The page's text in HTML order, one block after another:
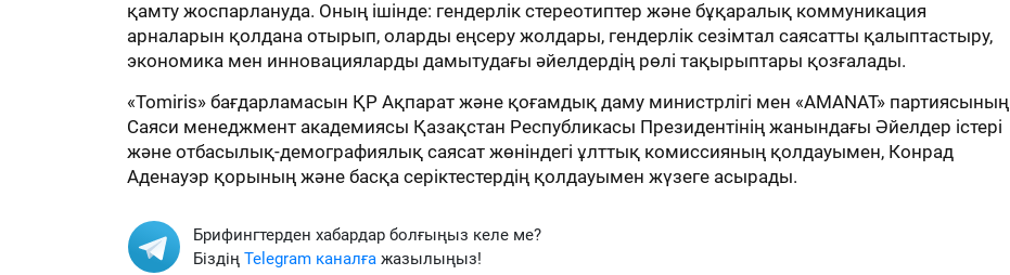
қамту жоспарлануда. Оның ішінде: гендерлік стереотиптер және бұқаралық коммуникация
арналарын қолдана отырып, оларды еңсеру жолдары, гендерлік сезімтал саясатты қалыптастыру,
экономика мен инновацияларды дамытудағы әйелдердің рөлі тақырыптары қозғалады.
«Tomiris» бағдарламасын ҚР Ақпарат және қоғамдық даму министрлігі мен «AMANAT» партиясының
Саяси менеджмент академиясы Қазақстан Республикасы Президентінің жанындағы Әйелдер істері
және отбасылық-демографиялық саясат жөніндегі ұлттық комиссияның қолдауымен, Конрад
Аденауэр қорының және басқа серіктестердің қолдауымен жүзеге асырады.
Брифингтерден хабардар болғыңыз келе ме?
Біздің Telegram каналға жазылыңыз!